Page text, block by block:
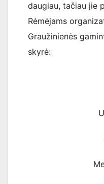
daugiau, tačiau jie
Rėmėjams
Graužinienės
skyrė: